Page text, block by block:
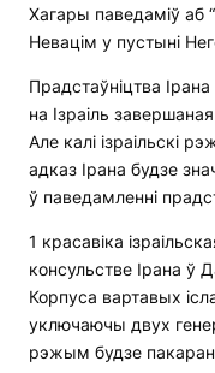
Хагары паведаміў аб
Невацім у пустыні
Прадстаўніцтва
на Ізраіль
Але калі ізраільскі
адказ Ірана будзе
ў паведамленні
1 красавіка
консульстве Ірана ў
Корпуса вартавых
уключаючы двух
рэжым будзе